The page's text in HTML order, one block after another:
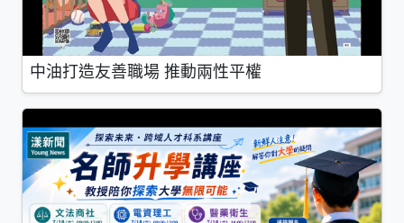
中油打造友善職場 推動兩性平權